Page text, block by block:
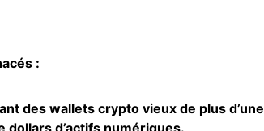
:
des wallets crypto vieux de plus d’une
dollars d’actifs numériques.